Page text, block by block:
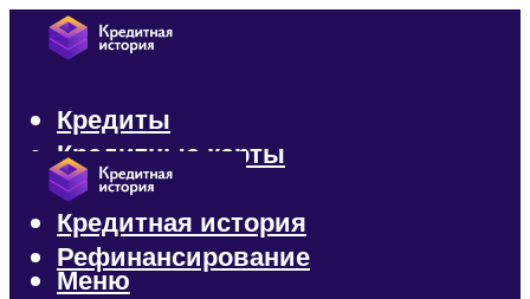
Кредиты
Кредитные карты
Микрозаймы
Кредитная история
Рефинансирование
Меню